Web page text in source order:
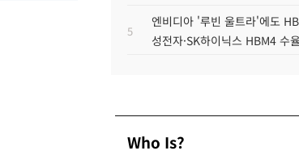
5
엔비디아 '루빈 울트라'에도
성전자·SK하이닉스 HBM4 수
Who Is?